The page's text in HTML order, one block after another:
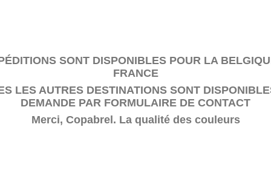
en métal floconneux pour une grande variété d’applications
un effet métallique accrocheur qui fera ressortir tous les projets et
SONT DISPONIBLES POUR LA
FRANCE
LES AUTRES DESTINATIONS SONT
DEMANDE PAR FORMULAIRE DE CONTACT
Merci, Copabrel. La qualité des couleurs